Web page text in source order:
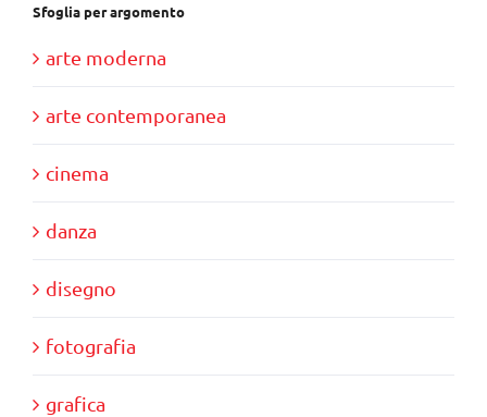
Sfoglia per argomento
arte moderna
arte contemporanea
cinema
danza
disegno
fotografia
grafica